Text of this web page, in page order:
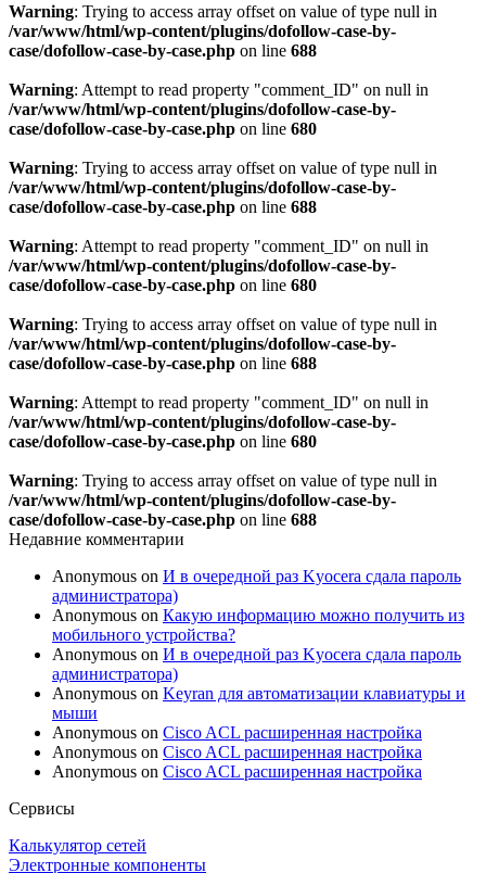
Warning: Trying to access array offset on value of type null in
/var/www/html/wp-content/plugins/dofollow-case-by-
case/dofollow-case-by-case.php on line 688
Warning: Attempt to read property "comment_ID" on null in
/var/www/html/wp-content/plugins/dofollow-case-by-
case/dofollow-case-by-case.php on line 680
Warning: Trying to access array offset on value of type null in
/var/www/html/wp-content/plugins/dofollow-case-by-
case/dofollow-case-by-case.php on line 688
Warning: Attempt to read property "comment_ID" on null in
/var/www/html/wp-content/plugins/dofollow-case-by-
case/dofollow-case-by-case.php on line 680
Warning: Trying to access array offset on value of type null in
/var/www/html/wp-content/plugins/dofollow-case-by-
case/dofollow-case-by-case.php on line 688
Warning: Attempt to read property "comment_ID" on null in
/var/www/html/wp-content/plugins/dofollow-case-by-
case/dofollow-case-by-case.php on line 680
Warning: Trying to access array offset on value of type null in
/var/www/html/wp-content/plugins/dofollow-case-by-
case/dofollow-case-by-case.php on line 688
Недавние комментарии
Anonymous on И в очередной раз Kyocera сдала пароль
администратора)
Anonymous on Какую информацию можно получить из
мобильного устройства?
Anonymous on И в очередной раз Kyocera сдала пароль
администратора)
Anonymous on Keyran для автоматизации клавиатуры и
мыши
Anonymous on Cisco ACL расширенная настройка
Anonymous on Cisco ACL расширенная настройка
Anonymous on Cisco ACL расширенная настройка
Сервисы
Калькулятор сетей
Электронные компоненты